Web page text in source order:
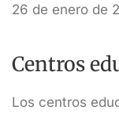
26 de enero de
Centros
Los centros